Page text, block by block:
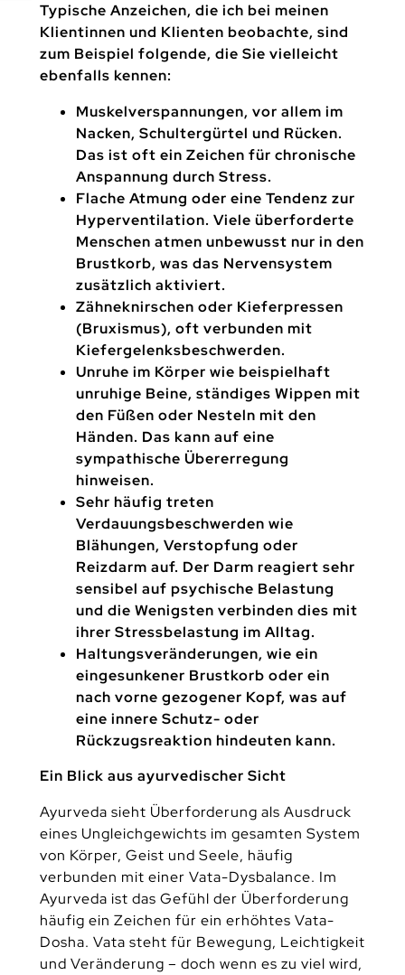
Typische Anzeichen, die ich bei meinen
Klientinnen und Klienten beobachte, sind
zum Beispiel folgende, die Sie vielleicht
ebenfalls kennen:
Muskelverspannungen, vor allem im
Nacken, Schultergürtel und Rücken.
Das ist oft ein Zeichen für chronische
Anspannung durch Stress.
Flache Atmung oder eine Tendenz zur
Hyperventilation. Viele überforderte
Menschen atmen unbewusst nur in den
Brustkorb, was das Nervensystem
zusätzlich aktiviert.
Zähneknirschen oder Kieferpressen
(Bruxismus), oft verbunden mit
Kiefergelenksbeschwerden.
Unruhe im Körper wie beispielhaft
unruhige Beine, ständiges Wippen mit
den Füßen oder Nesteln mit den
Händen. Das kann auf eine
sympathische Übererregung
hinweisen.
Sehr häufig treten
Verdauungsbeschwerden wie
Blähungen, Verstopfung oder
Reizdarm auf. Der Darm reagiert sehr
sensibel auf psychische Belastung
und die Wenigsten verbinden dies mit
ihrer Stressbelastung im Alltag.
Haltungsveränderungen, wie ein
eingesunkener Brustkorb oder ein
nach vorne gezogener Kopf, was auf
eine innere Schutz- oder
Rückzugsreaktion hindeuten kann.
Ein Blick aus ayurvedischer Sicht
Ayurveda sieht Überforderung als Ausdruck
eines Ungleichgewichts im gesamten System
von Körper, Geist und Seele, häufig
verbunden mit einer Vata-Dysbalance. Im
Ayurveda ist das Gefühl der Überforderung
häufig ein Zeichen für ein erhöhtes Vata-
Dosha. Vata steht für Bewegung, Leichtigkeit
und Veränderung – doch wenn es zu viel wird,